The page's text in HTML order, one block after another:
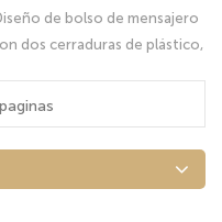
bolso tipo cartera para
mujer
de bolso de mensajero
dos cerraduras de plástico,
El bolsillo con cremallera de
acceso externo en el lateral
ofrece acceso rápido a su
fuente de alimentación o
paginas